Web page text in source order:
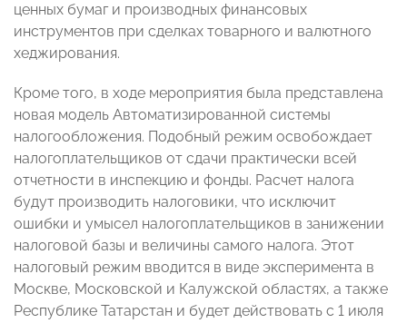
ценных бумаг и производных финансовых
инструментов при сделках товарного и валютного
хеджирования.
Кроме того, в ходе мероприятия была представлена
новая модель Автоматизированной системы
налогообложения. Подобный режим освобождает
налогоплательщиков от сдачи практически всей
отчетности в инспекцию и фонды. Расчет налога
будут производить налоговики, что исключит
ошибки и умысел налогоплательщиков в занижении
налоговой базы и величины самого налога. Этот
налоговый режим вводится в виде эксперимента в
Москве, Московской и Калужской областях, а также
Республике Татарстан и будет действовать с 1 июля